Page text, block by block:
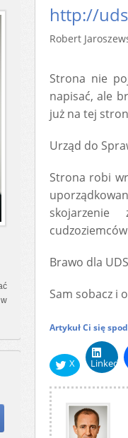
http://
Robert
Strona nie
napisać, ale
już na tej
Urząd do
Strona robi
skojarzenie
Brawo dla
Sam sobacz i
Artykuł Ci się
X LinkedIn